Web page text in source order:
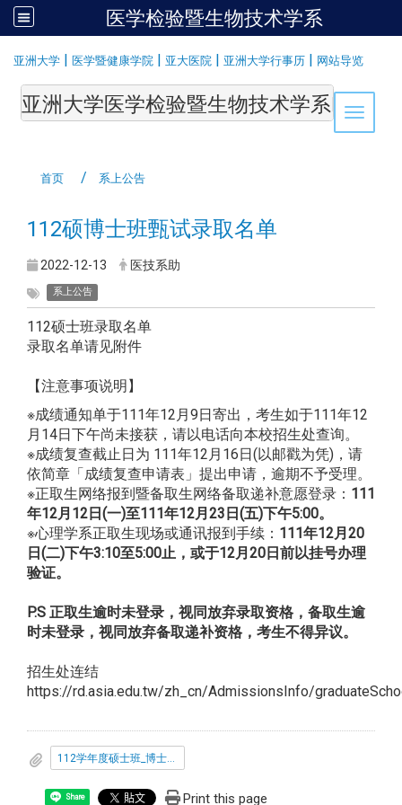
医学检验暨生物技术学系
亚洲大学 | 医学暨健康学院 | 亚大医院 | 亚洲大学行事历 | 网站导览
Toggle
亚洲大学医学检验暨生物技术学系
首页 系上公告
112硕博士班甄试录取名单
2022-12-13 医技系助
系上公告
112硕士班录取名单
录取名单请见附件
【注意事项说明】
※成绩通知单于111年12月9日寄出，考生如于111年12
月14日下午尚未接获，请以电话向本校招生处查询。
※成绩复查截止日为 111年12月16日(以邮戳为凭)，请
依简章「成绩复查申请表」提出申请，逾期不予受理。
※正取生网络报到暨备取生网络备取递补意愿登录： 111
年12月12日(一)至111年12月23日(五)下午5:00。
※心理学系正取生现场或通讯报到手续： 111年12月20
日(二)下午3:10至5:00止，或于12月20日前以挂号办理
验证。
P.S 正取生逾时未登录，视同放弃录取资格，备取生逾
时未登录，视同放弃备取递补资格，考生不得异议。
招生处连结
https://rd.asia.edu.tw/zh_cn/AdmissionsInfo/
Share Print this page